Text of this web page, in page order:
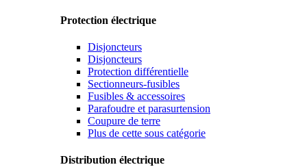
Protection électrique
Disjoncteurs
Disjoncteurs
Protection différentielle
Sectionneurs-fusibles
Fusibles & accessoires
Parafoudre et parasurtension
Coupure de terre
Plus de cette sous catégorie
Distribution électrique